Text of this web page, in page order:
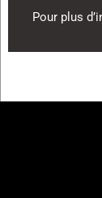
Pour plus